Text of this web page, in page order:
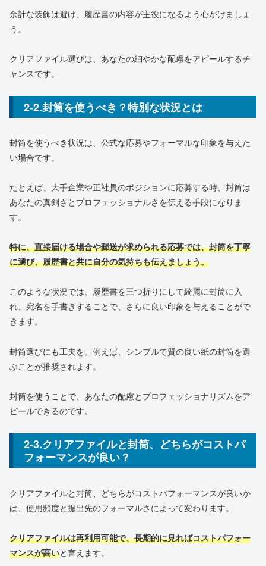
余計な装飾は避け、履歴書の内容が主役になるよう心がけましょ
う。
クリアファイル選びは、あなたの細やかな配慮をアピールするチ
ャンスです。
2-2.封筒を使うべき？特別な状況とは
封筒を使うべき状況は、公式な応募やフォーマルな印象を与えた
い場合です。
たとえば、大手企業や正社員のポジションに応募する時、封筒は
あなたの真剣さとプロフェッショナルさを伝える手段になりま
す。
特に、直接届ける場合や郵送が求められる応募では、封筒を丁寧
に選び、履歴書と共に自分の気持ちも伝えましょう。
このような状況では、履歴書を三つ折りにして綺麗に封筒に入
れ、宛名を手書きすることで、さらに良い印象を与えることがで
きます。
封筒選びにも工夫を。例えば、シンプルで質の良い紙の封筒を選
ぶことが推奨されます。
封筒を使うことで、あなたの配慮とプロフェッショナリズムをア
ピールできるのです。
2-3.クリアファイルと封筒、どちらがコストパ
フォーマンスが良い？
クリアファイルと封筒、どちらがコストパフォーマンスが良いか
は、使用頻度と提出先のフォーマルさによって変わります。
クリアファイルは再利用可能で、長期的に見ればコストパフォー
マンスが高いと言えます。